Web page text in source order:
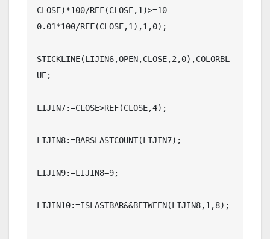
CLOSE)*100/REF(CLOSE,1)>=10-
0.01*100/REF(CLOSE,1),1,0);
STICKLINE(LIJIN6,OPEN,CLOSE,2,0),COLORBL
UE;
LIJIN7:=CLOSE>REF(CLOSE,4);
LIJIN8:=BARSLASTCOUNT(LIJIN7);
LIJIN9:=LIJIN8=9;
LIJIN10:=ISLASTBAR&&BETWEEN(LIJIN8,1,8);